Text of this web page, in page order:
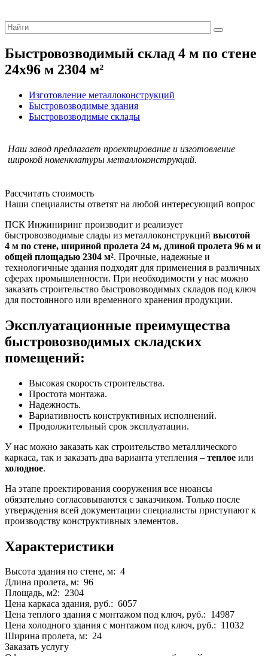
Быстровозводимый склад 4 м по стене
24х96 м 2304 м²
Изготовление металлоконструкций
Быстровозводимые здания
Быстровозводимые склады
Наш завод предлагает проектирование и изготовление
широкой номенклатуры металлоконструкций.
Рассчитать стоимость
Наши специалисты ответят на любой интересующий вопрос
ПСК Инжиниринг производит и реализует
быстровозводимые слады из металлоконструкций высотой
4 м по стене, шириной пролета 24 м, длиной пролета 96 м и
общей площадью 2304 м². Прочные, надежные и
технологичные здания подходят для применения в различных
сферах промышленности. При необходимости у нас можно
заказать строительство быстровозводимых складов под ключ
для постоянного или временного хранения продукции.
Эксплуатационные преимущества
быстровозводимых складских
помещений:
Высокая скорость строительства.
Простота монтажа.
Надежность.
Вариативность конструктивных исполнений.
Продолжительный срок эксплуатации.
У нас можно заказать как строительство металлического
каркаса, так и заказать два варианта утепления – теплое или
холодное.
На этапе проектирования сооружения все нюансы
обязательно согласовываются с заказчиком. Только после
утверждения всей документации специалисты приступают к
производству конструктивных элементов.
Характеристики
Высота здания по стене, м: 4
Длина пролета, м: 96
Площадь, м2: 2304
Цена каркаса здания, руб.: 6057
Цена теплого здания с монтажом под ключ, руб.: 14987
Цена холодного здания с монтажом под ключ, руб.: 11032
Ширина пролета, м: 24
Заказать услугу